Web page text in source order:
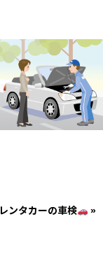
レンタカーの車検 »